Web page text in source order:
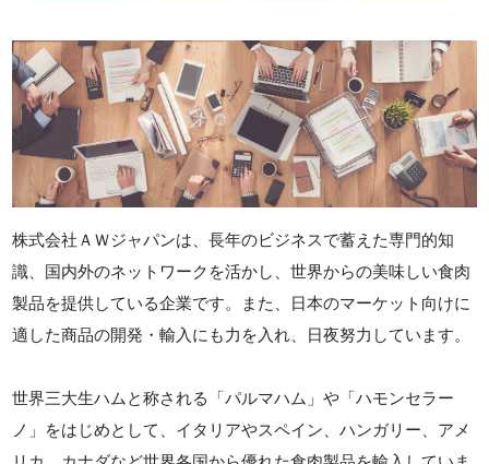
株式会社ＡＷジャパンは、長年のビジネスで蓄えた専門的知
識、国内外のネットワークを活かし、世界からの美味しい食肉
製品を提供している企業です。また、日本のマーケット向けに
適した商品の開発・輸入にも力を入れ、日夜努力しています。
世界三大生ハムと称される「パルマハム」や「ハモンセラー
ノ」をはじめとして、イタリアやスペイン、ハンガリー、アメ